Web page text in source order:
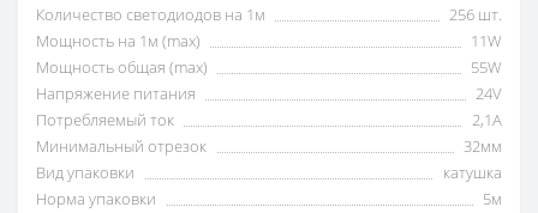
Количество светодиодов на 1м
256 шт.
Мощность на 1м (max)
11W
Мощность общая (max)
55W
Напряжение питания
24V
Потребляемый ток
2,1А
Минимальный отрезок
32мм
Вид упаковки
катушка
Норма упаковки
5м